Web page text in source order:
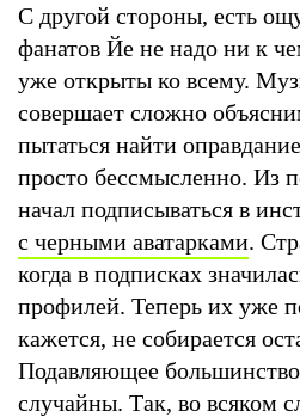
С другой стороны, есть
фанатов Йе не надо ни к
уже открыты ко всему.
совершает сложно
пытаться найти
просто бессмысленно. Из
начал подписываться в
с черными аватарками.
когда в подписках
профилей. Теперь их уже
кажется, не собирается
Подавляющее большинство
случайны. Так, во всяком